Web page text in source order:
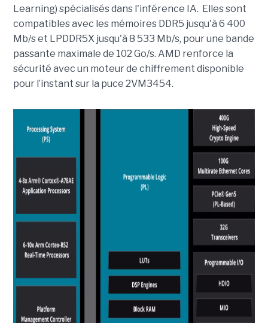
Learning) spécialisés dans l'inférence IA. Elles sont
compatibles avec les mémoires DDR5 jusqu'à 6 400
Mb/s et LPDDR5X jusqu'à 8 533 Mb/s, pour une bande
passante maximale de 102 Go/s. AMD renforce la
sécurité avec un moteur de chiffrement disponible
pour l’instant sur la puce 2VM3454.